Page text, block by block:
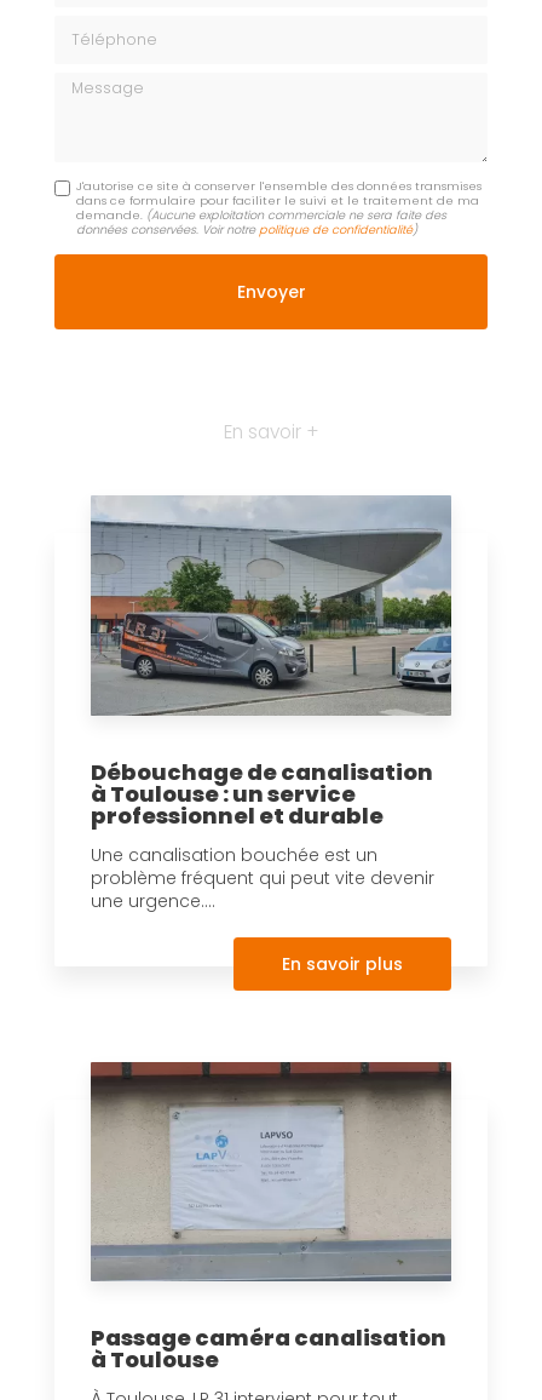
Message
J'autorise ce site à conserver l'ensemble des données transmises
dans ce formulaire pour faciliter le suivi et le traitement de ma
demande. (Aucune exploitation commerciale ne sera faite des
données conservées. Voir notrepolitique de confidentialité)
En savoir +
Débouchage de canalisation
à Toulouse : un service
professionnel et durable
Une canalisation bouchée est un
problème fréquent qui peut vite devenir
une urgence....
En savoir plus
Passage caméra canalisation
à Toulouse